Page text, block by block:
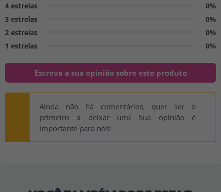
4 estrelas
0%
3 estrelas
0%
2 estrelas
0%
1 estrelas
0%
Escreva a sua opinião sobre este produto
Ainda não há comentários, quer ser o
primeiro a deixar um? Sua opinião é
importante para nós!